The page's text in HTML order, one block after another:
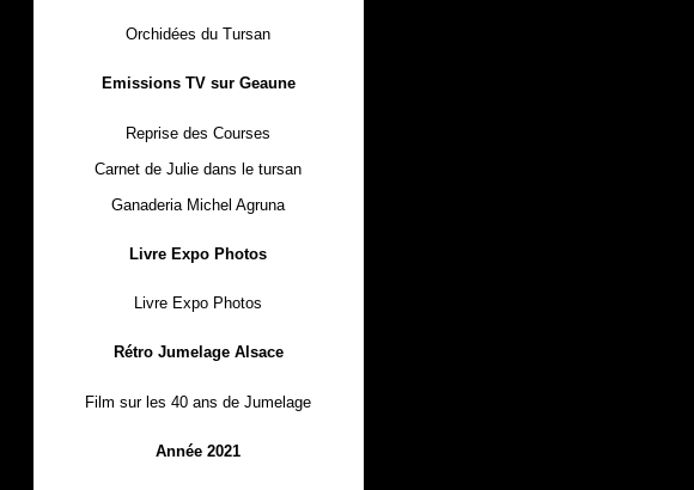
Orchidées du Tursan
Emissions TV sur Geaune
Reprise des Courses
Carnet de Julie dans le tursan
Ganaderia Michel Agruna
Livre Expo Photos
Livre Expo Photos
Rétro Jumelage Alsace
Film sur les 40 ans de Jumelage
Année 2021